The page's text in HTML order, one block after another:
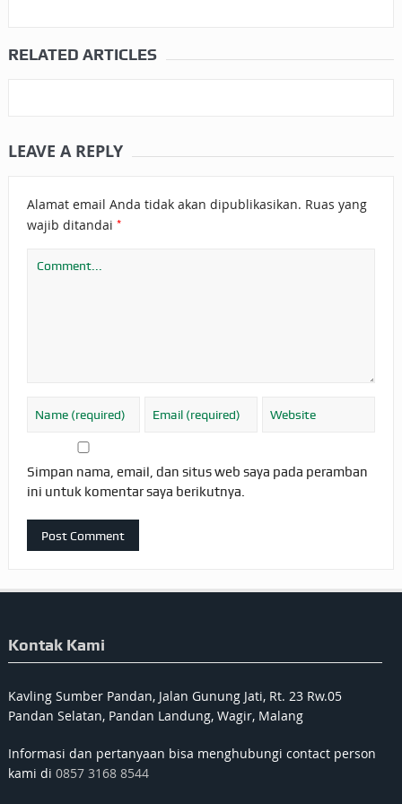
RELATED ARTICLES
LEAVE A REPLY
Alamat email Anda tidak akan dipublikasikan. Ruas yang
wajib ditandai *
Simpan nama, email, dan situs web saya pada peramban
ini untuk komentar saya berikutnya.
Kontak Kami
Kavling Sumber Pandan, Jalan Gunung Jati, Rt. 23 Rw.05
Pandan Selatan, Pandan Landung, Wagir, Malang
Informasi dan pertanyaan bisa menghubungi contact person
kami di 0857 3168 8544